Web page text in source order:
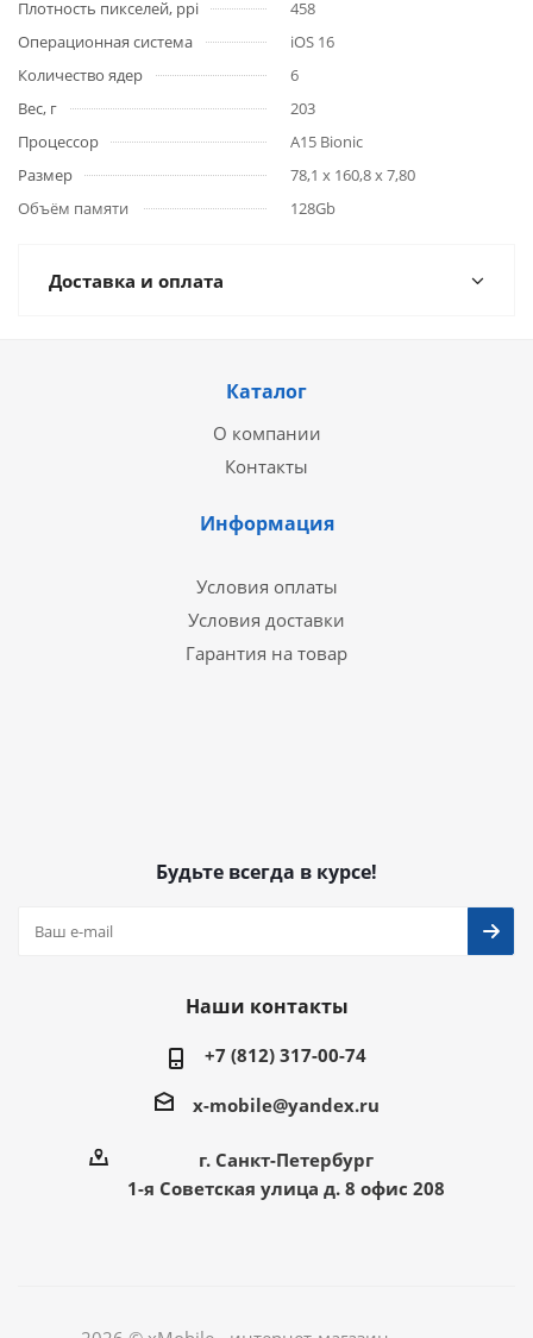
Плотность пикселей, ppi
458
Операционная система
iOS 16
Количество ядер
6
Вес, г
203
Процессор
A15 Bionic
Размер
78,1 x 160,8 x 7,80
Объём памяти
128Gb
Доставка и оплата
Каталог
О компании
Контакты
Информация
Условия оплаты
Условия доставки
Гарантия на товар
Будьте всегда в курсе!
Наши контакты
+7 (812) 317-00-74
x-mobile@yandex.ru
г. Санкт-Петербург
1-я Советская улица д. 8 офис 208